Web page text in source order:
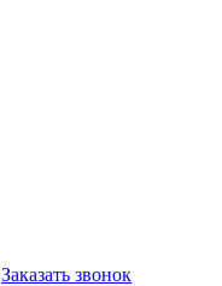
Заказать звонок